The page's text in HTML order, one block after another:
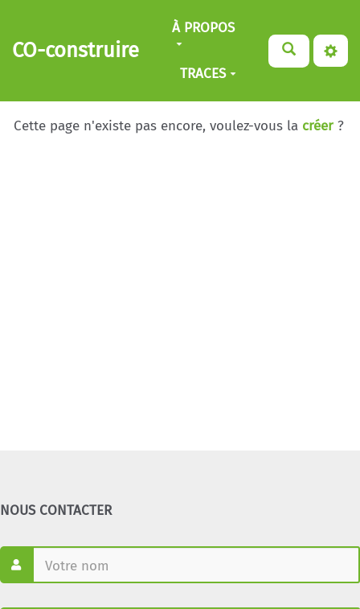
Aller au contenu principal
CO-construire
À PROPOS
TRACES
Cette page n'existe pas encore, voulez-vous la créer ?
NOUS CONTACTER